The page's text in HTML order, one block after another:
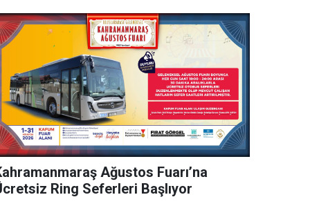
Ağustos Fuarı’na
Ring Seferleri Başlıyor